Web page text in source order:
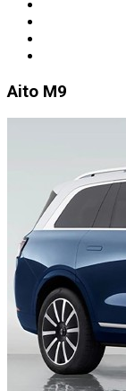
Aito M9